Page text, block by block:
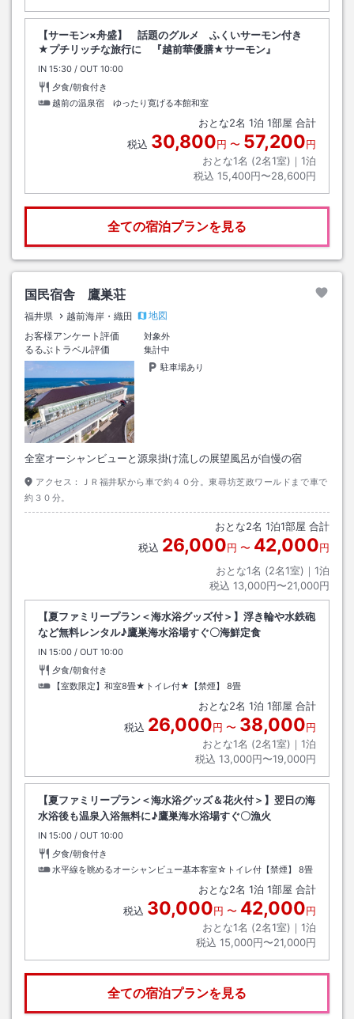
【サーモン×舟盛】 話題のグルメ ふくいサーモン付き
★プチリッチな旅行に 『越前華優膳★サーモン』
IN チェックイン
15:30 / OUT チェックアウト
10:00
夕食/朝食付き
越前の温泉宿 ゆったり寛げる本館和室
おとな2名 1泊 1部屋 合計
税込 30,800円 〜 57,200円
おとな1名 (2名1室)｜ 1泊
税込 15,400円〜28,600円
全ての宿泊プランを見る
国民宿舎 鷹巣荘
福井県 越前海岸・織田
地図
お客様アンケート評価
対象外
るるぶトラベル評価
集計中
駐車場あり
全室オーシャンビューと源泉掛け流しの展望風呂が自慢の宿
アクセス：
ＪＲ福井駅から車で約４０分。東尋坊芝政ワールドまで車で
約３０分。
おとな2名 1泊1部屋 合計
税込 26,000円 〜 42,000円
おとな1名 (2名1室)｜ 1泊
税込 13,000円〜21,000円
【夏ファミリープラン＜海水浴グッズ付＞】浮き輪や水鉄砲
など無料レンタル♪鷹巣海水浴場すぐ〇海鮮定食
IN チェックイン
15:00 / OUT チェックアウト
10:00
夕食/朝食付き
【室数限定】和室8畳★トイレ付★【禁煙】
8畳
おとな2名 1泊 1部屋 合計
税込 26,000円 〜 38,000円
おとな1名 (2名1室)｜ 1泊
税込 13,000円〜19,000円
【夏ファミリープラン＜海水浴グッズ＆花火付＞】翌日の海
水浴後も温泉入浴無料に♪鷹巣海水浴場すぐ〇漁火
IN チェックイン
15:00 / OUT チェックアウト
10:00
夕食/朝食付き
水平線を眺めるオーシャンビュー基本客室☆トイレ付【禁煙】
8畳
おとな2名 1泊 1部屋 合計
税込 30,000円 〜 42,000円
おとな1名 (2名1室)｜ 1泊
税込 15,000円〜21,000円
全ての宿泊プランを見る